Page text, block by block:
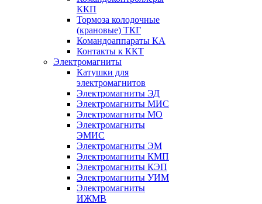
ККП
Тормоза колодочные
(крановые) ТКГ
Командоаппараты КА
Контакты к ККТ
Электромагниты
Катушки для
электромагнитов
Электромагниты ЭД
Электромагниты МИС
Электромагниты МО
Электромагниты
ЭМИС
Электромагниты ЭМ
Электромагниты КМП
Электромагниты КЭП
Электромагниты УИМ
Электромагниты
ИЖМВ